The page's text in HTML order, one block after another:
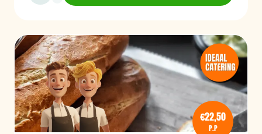
€22,50
P.P